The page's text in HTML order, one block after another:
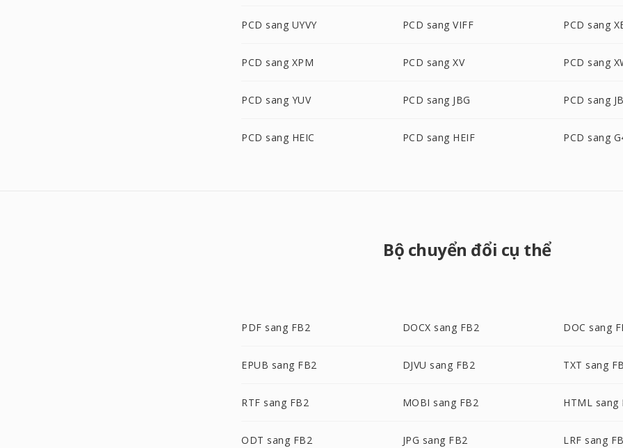
PCD sang UYVY PCD sang VIFF PCD sang
PCD sang XPM PCD sang XV PCD sang
PCD sang YUV PCD sang JBG PCD sang
PCD sang HEIC PCD sang HEIF PCD sang
Bộ chuyển đổi cụ thể
PDF sang FB2 DOCX sang FB2 DOC sang
EPUB sang FB2 DJVU sang FB2 TXT sang
RTF sang FB2 MOBI sang FB2 HTML sang
ODT sang FB2 JPG sang FB2 LRF sang